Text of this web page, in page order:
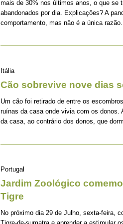
mais de 30% nos últimos anos, o que se
abandonados por dia. Explicações? A
comportamento, mas não é a única razão.
Itália
Cão sobrevive nove dias
Um cão foi retirado de entre os
ruínas da casa onde vivia com os donos.
da casa, ao contrário dos donos, que
Portugal
Jardim Zoológico
Tigre
No próximo dia 29 de Julho, sexta-feira,